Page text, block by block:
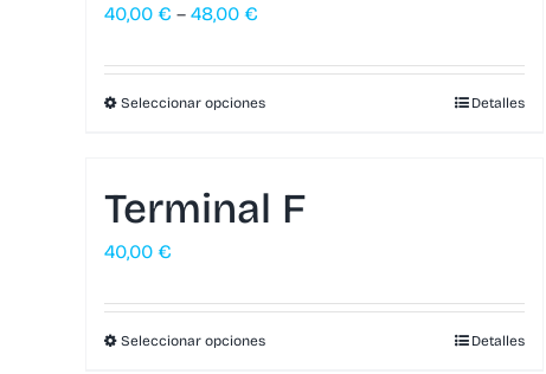
40,00 € – 48,00 €
Seleccionar opciones Detalles
Terminal F
40,00 €
Seleccionar opciones Detalles